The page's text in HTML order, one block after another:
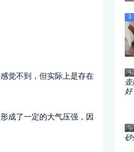
觉不到，但实际上是存在
成了一定的大气压强，因
3
4
5